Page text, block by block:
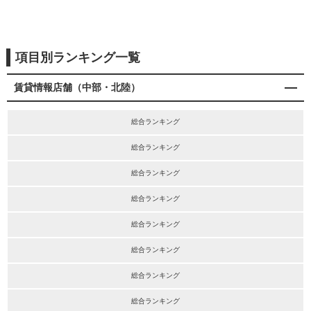
項目別ランキング一覧
賃貸情報店舗（中部・北陸）
総合ランキング
総合ランキング
総合ランキング
総合ランキング
総合ランキング
総合ランキング
総合ランキング
総合ランキング